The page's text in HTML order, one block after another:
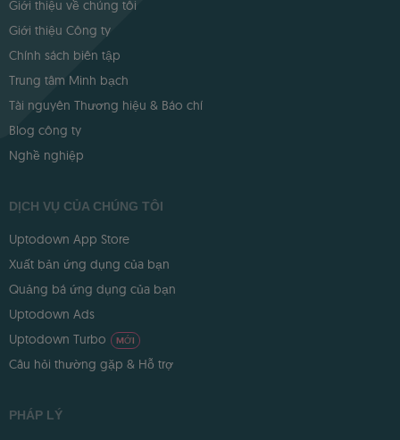
Giới thiệu về chúng tôi
Giới thiệu Công ty
Chính sách biên tập
Trung tâm Minh bạch
Tài nguyên Thương hiệu & Báo chí
Blog công ty
Nghề nghiệp
DỊCH VỤ CỦA CHÚNG TÔI
Uptodown App Store
Xuất bản ứng dụng của bạn
Quảng bá ứng dụng của bạn
Uptodown Ads
Uptodown Turbo
MỚI
Câu hỏi thường gặp & Hỗ trợ
PHÁP LÝ